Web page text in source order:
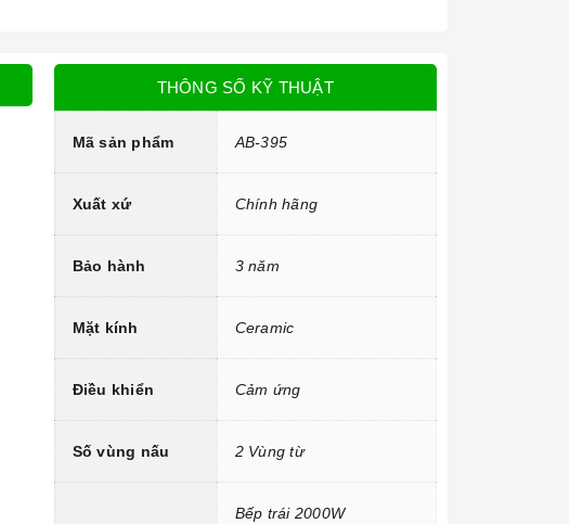
THÔNG SỐ KỸ THUẬT
Mã sản phẩm AB-395
Xuất xứ Chính hãng
Bảo hành 3 năm
Mặt kính Ceramic
Điều khiển Cảm ứng
Số vùng nấu 2 Vùng từ
Bếp trái 2000W